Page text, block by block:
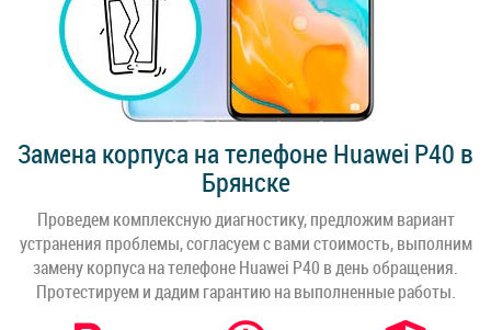
Замена корпуса на телефоне Huawei P40 в
Брянске
Проведем комплексную диагностику, предложим вариант
устранения проблемы, согласуем с вами стоимость, выполним
замену корпуса на телефоне Huawei P40 в день обращения.
Протестируем и дадим гарантию на выполненные работы.